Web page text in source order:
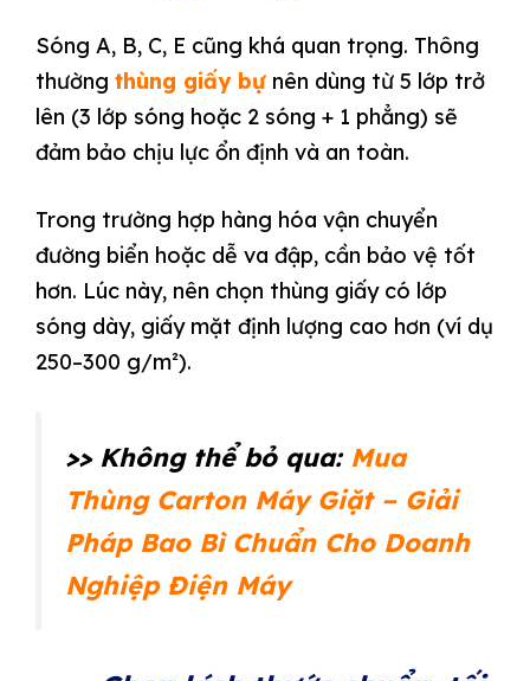
Sóng A, B, C, E cũng khá quan trọng. Thông
thường thùng giấy bự nên dùng từ 5 lớp trở
lên (3 lớp sóng hoặc 2 sóng + 1 phẳng) sẽ
đảm bảo chịu lực ổn định và an toàn.
Trong trường hợp hàng hóa vận chuyển
đường biển hoặc dễ va đập, cần bảo vệ tốt
hơn. Lúc này, nên chọn thùng giấy có lớp
sóng dày, giấy mặt định lượng cao hơn (ví dụ
250–300 g/m²).
>> Không thể bỏ qua: Mua
Thùng Carton Máy Giặt – Giải
Pháp Bao Bì Chuẩn Cho Doanh
Nghiệp Điện Máy